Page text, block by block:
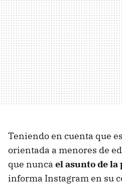
Teniendo en cuenta que
orientada a menores de
que nunca el asunto de
informa Instagram en su